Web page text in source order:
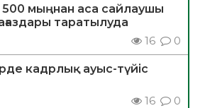
мыңнан аса сайлаушы
таратылуда
16 0
кадрлық ауыс-түйіс
16 0